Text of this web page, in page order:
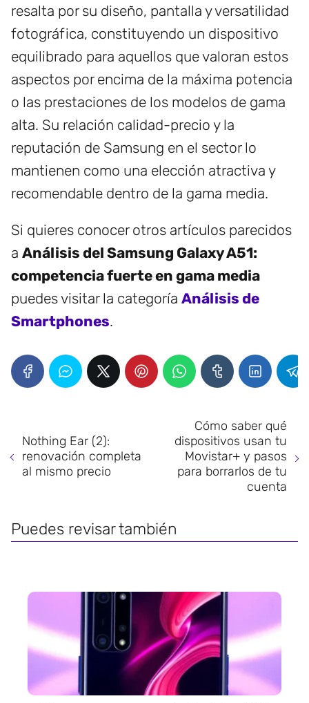
resalta por su diseño, pantalla y versatilidad
fotográfica, constituyendo un dispositivo
equilibrado para aquellos que valoran estos
aspectos por encima de la máxima potencia
o las prestaciones de los modelos de gama
alta. Su relación calidad-precio y la
reputación de Samsung en el sector lo
mantienen como una elección atractiva y
recomendable dentro de la gama media.
Si quieres conocer otros artículos parecidos
a Análisis del Samsung Galaxy A51:
competencia fuerte en gama media
puedes visitar la categoría Análisis de
Smartphones.
Nothing Ear (2):
renovación completa
al mismo precio
Cómo saber qué
dispositivos usan tu
Movistar+ y pasos
para borrarlos de tu
cuenta
Puedes revisar también